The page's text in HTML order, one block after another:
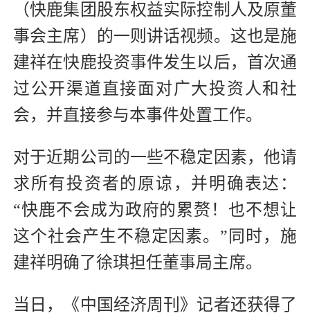
（快鹿集团股东权益实际控制人及原董
事会主席）的一则讲话视频。这也是施
建祥在快鹿投资事件发生以后，首次通
过公开渠道直接面对广大投资人和社
会，并直接参与本事件处置工作。
对于近期公司的一些不稳定因素，他请
求所有投资者的原谅，并明确表达：
“快鹿不会成为政府的累赘！也不想让
这个社会产生不稳定因素。”同时，施
建祥明确了徐琪担任董事局主席。
当日，《中国经济周刊》记者还获得了